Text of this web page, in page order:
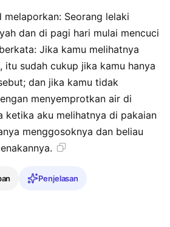
melaporkan: Seorang lelaki
dan di pagi hari mulai mencuci
Jika kamu melihatnya
itu sudah cukup jika kamu hanya
dan jika kamu tidak
menyemprotkan air di
ketika aku melihatnya di pakaian
Penjelasan